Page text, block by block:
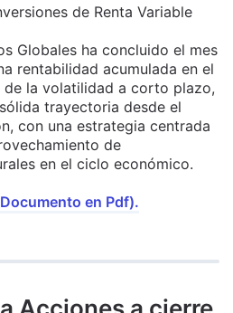
de Renta Variable
Globales ha concluido el mes
rentabilidad acumulada en el
de la volatilidad a corto plazo,
trayectoria desde el
con una estrategia centrada
de
en el ciclo económico.
en Pdf).